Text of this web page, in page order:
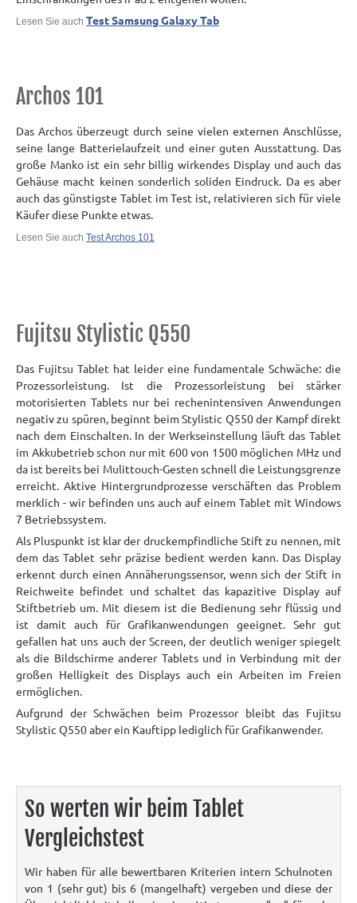
Lesen Sie auch Test Samsung Galaxy Tab
Archos 101
Das Archos überzeugt durch seine vielen externen Anschlüsse,
seine lange Batterielaufzeit und einer guten Ausstattung. Das
große Manko ist ein sehr billig wirkendes Display und auch das
Gehäuse macht keinen sonderlich soliden Eindruck. Da es aber
auch das günstigste Tablet im Test ist, relativieren sich für viele
Käufer diese Punkte etwas.
Lesen Sie auch Test Archos 101
Fujitsu Stylistic Q550
Das Fujitsu Tablet hat leider eine fundamentale Schwäche: die
Prozessorleistung. Ist die Prozessorleistung bei stärker
motorisierten Tablets nur bei rechenintensiven Anwendungen
negativ zu spüren, beginnt beim Stylistic Q550 der Kampf direkt
nach dem Einschalten. In der Werkseinstellung läuft das Tablet
im Akkubetrieb schon nur mit 600 von 1500 möglichen MHz und
da ist bereits bei Mulittouch-Gesten schnell die Leistungsgrenze
erreicht. Aktive Hintergrundprozesse verschäften das Problem
merklich - wir befinden uns auch auf einem Tablet mit Windows
7 Betriebssystem.
Als Pluspunkt ist klar der druckempfindliche Stift zu nennen, mit
dem das Tablet sehr präzise bedient werden kann. Das Display
erkennt durch einen Annäherungssensor, wenn sich der Stift in
Reichweite befindet und schaltet das kapazitive Display auf
Stiftbetrieb um. Mit diesem ist die Bedienung sehr flüssig und
ist damit auch für Grafikanwendungen geeignet. Sehr gut
gefallen hat uns auch der Screen, der deutlich weniger spiegelt
als die Bildschirme anderer Tablets und in Verbindung mit der
großen Helligkeit des Displays auch ein Arbeiten im Freien
ermöglichen.
Aufgrund der Schwächen beim Prozessor bleibt das Fujitsu
Stylistic Q550 aber ein Kauftipp lediglich für Grafikanwender.
So werten wir beim Tablet
Vergleichstest
Wir haben für alle bewertbaren Kriterien intern Schulnoten
von 1 (sehr gut) bis 6 (mangelhaft) vergeben und diese der